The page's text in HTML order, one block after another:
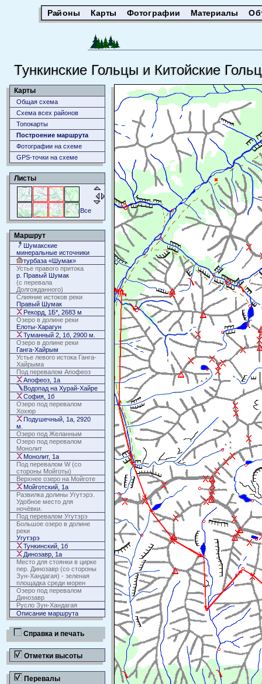
Районы Карты Фотографии Материалы
Тункинские Гольцы и Китойские
Карты
Общая схема
Схема всех районов
Топокарты
Построение маршрута
Фотографии на схеме
GPS-точки на схеме
Листы
Все
Маршрут
Шумакские
минеральные источники
турбаза «Шумак»
Устье правого притока
р. Правый Шумак
(с перевала
Долгожданного)
Слияние истоков реки
Правый Шумак
Рекорд, 1Б*, 2683 м
Озеро в долине реки
Елоты-Харагун
Туманный 2, 1б, 2900 м.
Озеро в долине реки
Ганга-Хайрым
Устье левого истока Ганга-
Хайрыма
Под перевалом Апофеоз
Апофеоз, 1а
Водопад на Хурай-Хайре
София, 1б
Озеро под перевалом
Хохюр
Подушечный, 1а, 2920
м.
Озеро под Желанным
Озеро под перевалом
Монолит
Монолит, 1а
Под перевалом W (со
стороны Мойготы)
Верхнее озеро на Мойготе
Мойготский, 1а
Развилка долины Угутэрэ.
Удобное место для
ночёвки.
Под перевалом Угутэрэ
Большое озеро в долине
реки
Угутэрэ
Тункинский, 1б
Динозавр, 1а
Место для стоянки в цирке
пер. Динозавр (со стороны
Зун-Хандагая) - зеленая
площадка среди морен
Озеро под перевалом
Динозавр
Русло Зун-Хандагая
Описание маршрута
Справка и печать
Отметки высоты
Перевалы